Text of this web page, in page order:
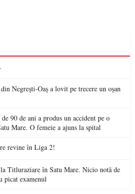
Negrești-Oaș a lovit pe trecere un oșan
90 de ani a produs un accident pe o
Mare. O femeie a ajuns la spital
revine în Liga 2!
Titluraziare în Satu Mare. Nicio notă de
picat examenul